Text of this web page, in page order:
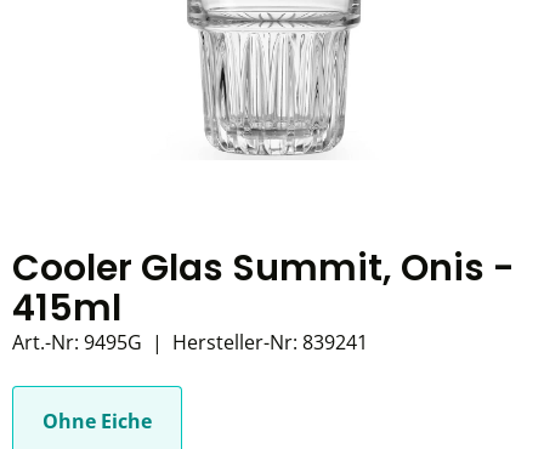
Cooler Glas Summit, Onis -
415ml
Art.-Nr: 9495G | Hersteller-Nr: 839241
Ohne Eiche